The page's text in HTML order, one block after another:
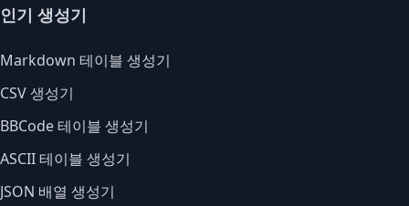
인기 생성기
Markdown 테이블 생성기
CSV 생성기
BBCode 테이블 생성기
ASCII 테이블 생성기
JSON 배열 생성기